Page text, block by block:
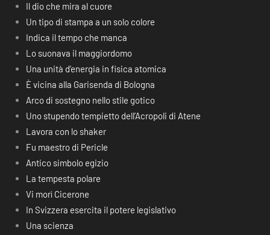
Il dio che mira al cuore
Un tipo di stampa a un solo colore
Indica il tempo che manca
Lo suonava il maggiordomo
Una unità d’energia in fisica atomica
È vicina alla Garisenda di Bologna
Arco di sostegno nello stile gotico
Uno stupendo tempietto dell’Acropoli di Atene
Lavora con lo shaker
Fu maestro di Pericle
Antico simbolo egizio
La tempesta polare
Vi morì Cicerone
In Svizzera esercita il potere legislativo
Una scienza